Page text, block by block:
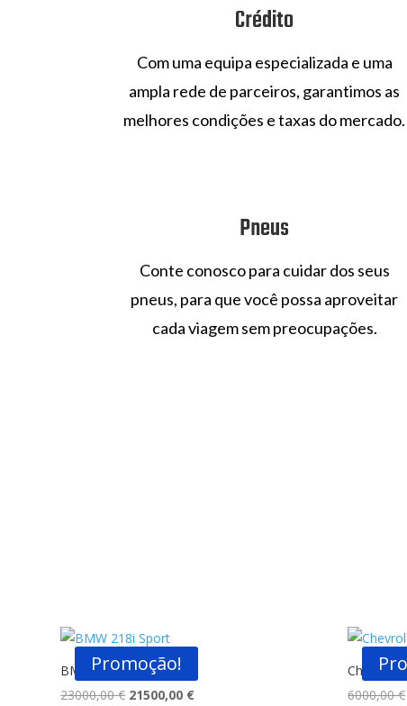
Crédito
Com uma equipa especializada e uma
ampla rede de parceiros, garantimos as
melhores condições e taxas do mercado.
Pneus
Conte conosco para cuidar dos seus
pneus, para que você possa aproveitar
cada viagem sem preocupações.
Promoção!
BMW 218i Sport
23000,00€ O
21500,00 €O
Chevrolet
6000,00€